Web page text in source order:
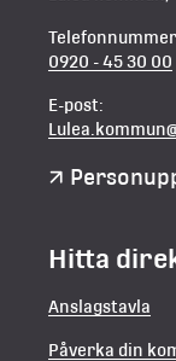
0920 - 45 30 00
E-post:
Hitta
Anslagstavla
Påverka din